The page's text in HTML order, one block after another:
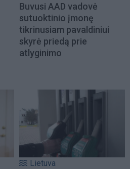
Buvusi AAD vadovė
sutuoktinio įmonę
tikrinusiam pavaldiniui
skyrė priedą prie
atlyginimo
Lietuva